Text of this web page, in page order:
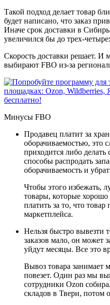
Такой подход делает товар
будет написано, что заказ
Иначе срок доставки в
увеличился бы до трех-
Скорость доставки решает. И
выбирают FBO из-за
Минусы FBO
Продавец платит за
оборачиваемостью, это
приходится либо делать
способы распродать
оборачиваемость и
Чтобы этого избежать,
товары, которые
платить за то, что
маркетплейса.
Нельзя быстро вывезти
заказов мало, он может
уйдут месяцы. Все это
Вывоз товара занимает
повезет. Один раз мы
сотрудники Ozon
складов в Твери, потом